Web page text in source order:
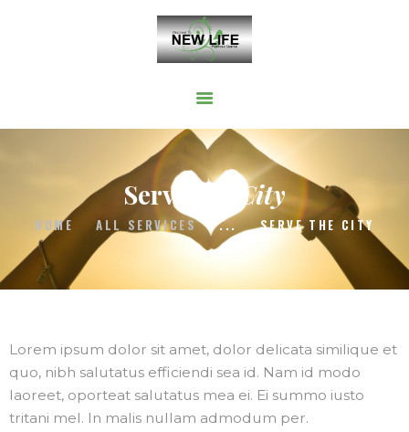
Serve the City
HOME ALL SERVICES ... SERVE THE CITY
ONLINE SERVICES
GIVE
TESTIMONIALS
CONTACT
Lorem ipsum dolor sit amet, dolor delicata similique et
quo, nibh salutatus efficiendi sea id. Nam id modo
laoreet, oporteat salutatus mea ei. Ei summo iusto
tritani mel. In malis nullam admodum per.